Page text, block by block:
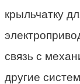
крыльчатку
связь с
другие